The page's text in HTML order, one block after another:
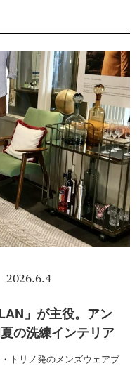
2026.6.4
」が主役。アン
の洗練インテリア
トリノ発のメンズウェアブ